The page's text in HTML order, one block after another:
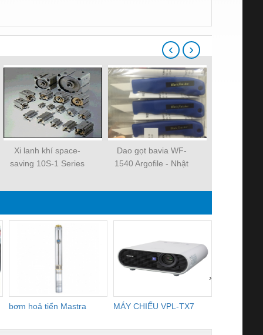
Xi lanh khí space-
saving 10S-1 Series
Dao gọt bavia WF-
1540 Argofile - Nhật
‹ ›
bơm hoả tiển Mastra MÁY CHIẾU VPL-TX7
›